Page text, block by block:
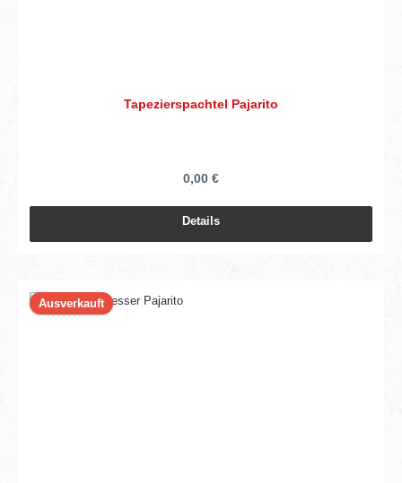
Tapezierspachtel Pajarito
0,00 €
Details
Ausverkauft